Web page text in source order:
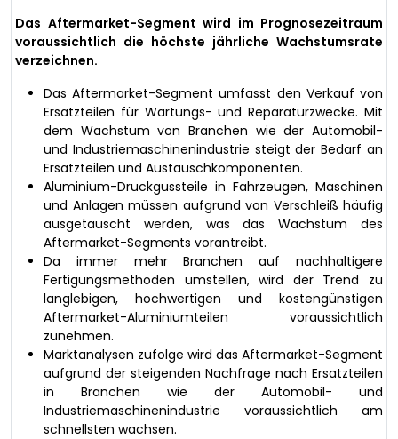
Das Aftermarket-Segment wird im Prognosezeitraum
voraussichtlich die höchste jährliche Wachstumsrate
verzeichnen.
Das Aftermarket-Segment umfasst den Verkauf von
Ersatzteilen für Wartungs- und Reparaturzwecke. Mit
dem Wachstum von Branchen wie der Automobil-
und Industriemaschinenindustrie steigt der Bedarf an
Ersatzteilen und Austauschkomponenten.
Aluminium-Druckgussteile in Fahrzeugen, Maschinen
und Anlagen müssen aufgrund von Verschleiß häufig
ausgetauscht werden, was das Wachstum des
Aftermarket-Segments vorantreibt.
Da immer mehr Branchen auf nachhaltigere
Fertigungsmethoden umstellen, wird der Trend zu
langlebigen, hochwertigen und kostengünstigen
Aftermarket-Aluminiumteilen voraussichtlich
zunehmen.
Marktanalysen zufolge wird das Aftermarket-Segment
aufgrund der steigenden Nachfrage nach Ersatzteilen
in Branchen wie der Automobil- und
Industriemaschinenindustrie voraussichtlich am
schnellsten wachsen.